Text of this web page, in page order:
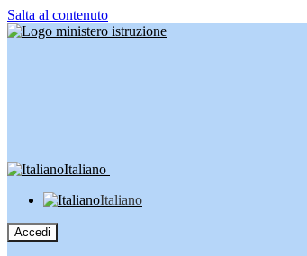
Salta al contenuto
Italiano
Italiano
Accedi